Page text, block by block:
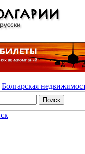
Болгарская